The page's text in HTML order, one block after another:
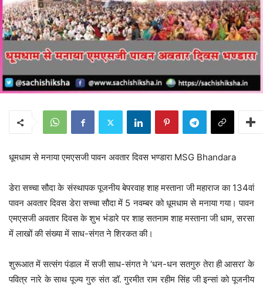
धूमधाम से मनाया एमएसजी पावन अवतार दिवस भण्डारा MSG Bhandara
डेरा सच्चा सौदा के संस्थापक पूजनीय बेपरवाह शाह मस्ताना जी महाराज का 134वां
पावन अवतार दिवस डेरा सच्चा सौदा में 5 नवम्बर को धूमधाम से मनाया गया। पावन
एमएसजी अवतार दिवस के शुभ भंडारे पर शाह सतनाम शाह मस्ताना जी धाम, सरसा
में लाखों की संख्या में साध-संगत ने शिरकत की।
शुरूआत में सत्संग पंडाल में सजी साध-संगत ने ‘धन-धन सतगुरु तेरा ही आसरा’ के
पवित्र नारे के साथ पूज्य गुरु संत डॉ. गुरमीत राम रहीम सिंह जी इन्सां को पूजनीय